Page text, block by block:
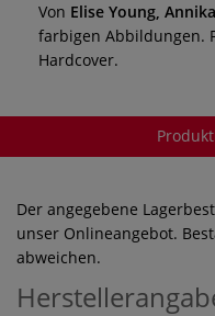
Von Elise Young,
farbigen Abbildungen.
Hardcover.
Der angegebene
unser Onlineangebot.
abweichen.